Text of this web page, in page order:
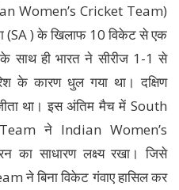
Women’s Cricket Team)
(SA ) के खिलाफ 10 विकेट से एक
साथ ही भारत ने सीरीज 1-1 से
के कारण धुल गया था। दक्षिण
था। इस अंतिम मैच में South
ने Indian Women’s
साधारण लक्ष्य रखा। जिसे
ने बिना विकेट गंवाए हासिल कर